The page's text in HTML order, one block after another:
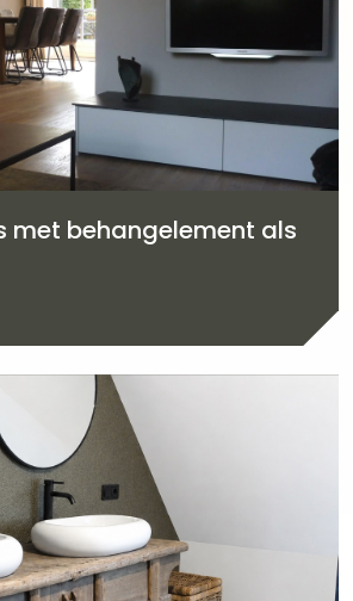
met behangelement als